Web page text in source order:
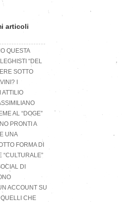
articoli
QUESTA
“DEL
SOTTO
I
ATTILIO
AL “DOGE”
PRONTI A
UNA
FORMA DI
“CULTURALE”
DI
ACCOUNT SU
CHE